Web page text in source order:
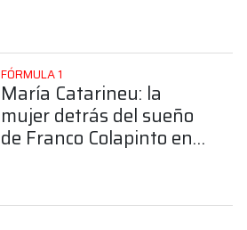
FÓRMULA 1
María Catarineu: la
mujer detrás del sueño
de Franco Colapinto en